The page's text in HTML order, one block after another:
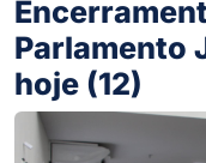
Parlamento
hoje (12)